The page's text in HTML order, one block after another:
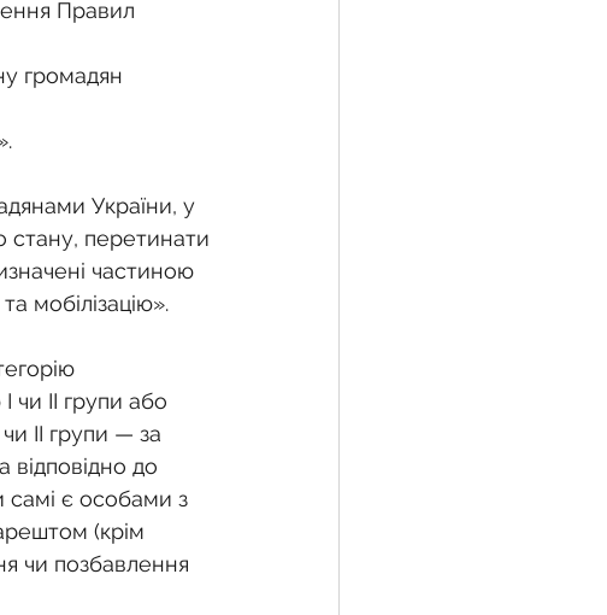
меж земельної ділянки
Правил
громадян
України, у
стану, перетинати
частиною
мобілізацію».
I чи II групи або
чи II групи — за
відповідно до
самі є особами з
(крім
чи позбавлення